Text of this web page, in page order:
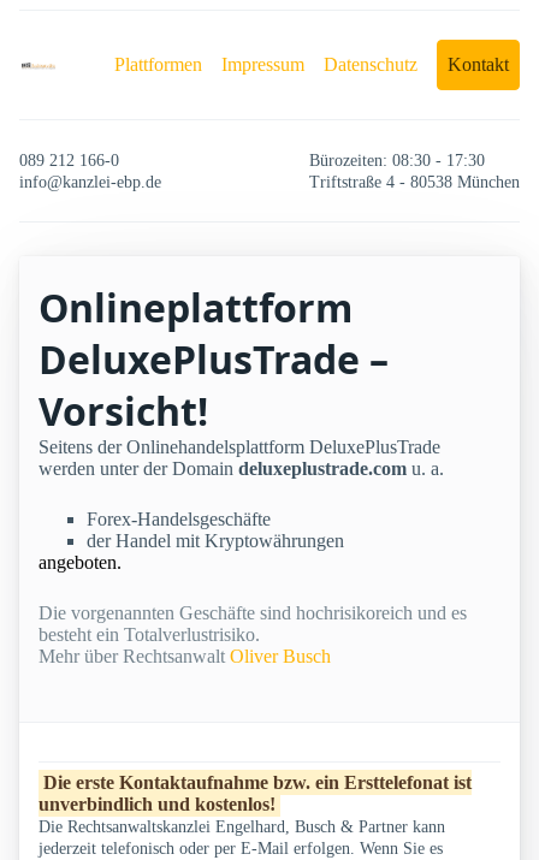
Plattformen Impressum Datenschutz Kontakt
089 212 166-0
info@kanzlei-ebp.de
Bürozeiten: 08:30 - 17:30
Triftstraße 4 - 80538 München
Onlineplattform
DeluxePlusTrade –
Vorsicht!
Seitens der Onlinehandelsplattform DeluxePlusTrade
werden unter der Domain deluxeplustrade.com u. a.
Forex-Handelsgeschäfte
der Handel mit Kryptowährungen
angeboten.
Die vorgenannten Geschäfte sind hochrisikoreich und es
besteht ein Totalverlustrisiko.
Mehr über Rechtsanwalt Oliver Busch
Die erste Kontaktaufnahme bzw. ein Ersttelefonat ist
unverbindlich und kostenlos!
Die Rechtsanwaltskanzlei Engelhard, Busch & Partner kann
jederzeit telefonisch oder per E-Mail erfolgen. Wenn Sie es